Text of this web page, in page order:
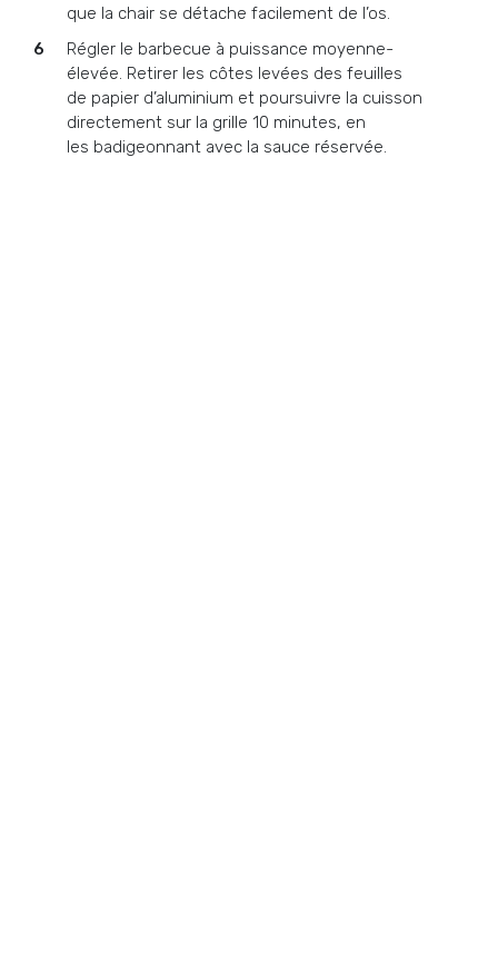
que la chair se détache facilement de l’os.
Régler le barbecue à puissance moyenne-
élevée. Retirer les côtes levées des feuilles
de papier d’aluminium et poursuivre la cuisson
directement sur la grille 10 minutes, en
les badigeonnant avec la sauce réservée.